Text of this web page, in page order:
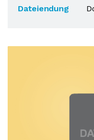
Dateiendung